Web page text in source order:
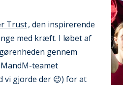
Trust, den inspirerende
med kræft. I løbet af
gennem
teamet
vi gjorde der 😉) for at